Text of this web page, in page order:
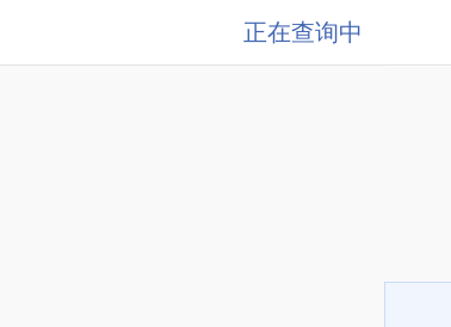
正在查询中